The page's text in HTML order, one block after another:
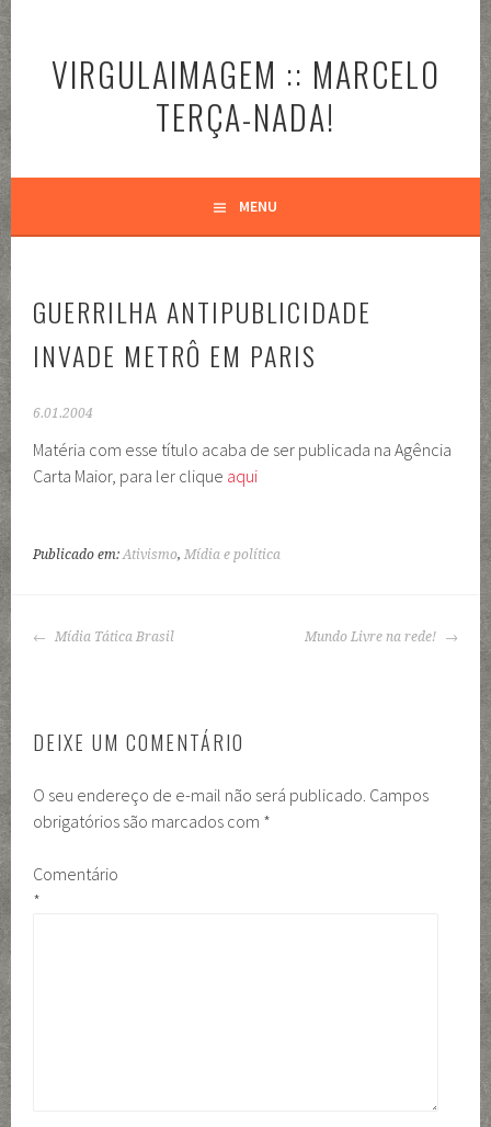
o
conteúdoVIRGULAIMAGEM :: MARCELO
TERÇA-NADA!
MENU
GUERRILHA ANTIPUBLICIDADE
INVADE METRÔ EM PARIS
6.01.2004
Matéria com esse título acaba de ser publicada na Agência
Carta Maior, para ler clique aqui
Publicado em:Ativismo,Mídia e política
NAVEGAÇÃO
Mídia Tática Brasil Mundo Livre na rede!
DEIXE UM COMENTÁRIO
O seu endereço de e-mail não será publicado. Campos
obrigatórios são marcados com *
Comentário
*